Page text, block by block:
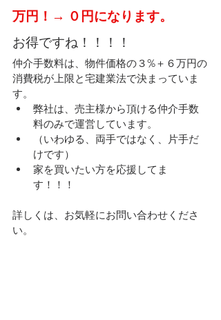
万円！→ ０円になります。
お得ですね！！！！
仲介手数料は、物件価格の３%＋６万円の
消費税が上限と宅建業法で決まっていま
す。
弊社は、売主様から頂ける仲介手数
料のみで運営しています。
（いわゆる、両手ではなく、片手だ
けです）
家を買いたい方を応援してま
す！！！
詳しくは、お気軽にお問い合わせくださ
い。